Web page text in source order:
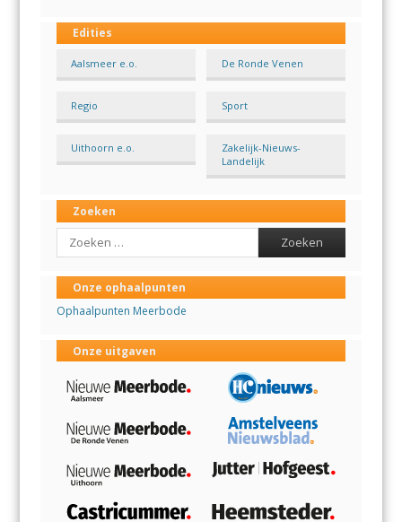
Edities
Aalsmeer e.o. De Ronde Venen
Regio Sport
Uithoorn e.o.
Zakelijk-Nieuws-
Landelijk
Zoeken
Search
Onze ophaalpunten
Ophaalpunten Meerbode
Onze uitgaven